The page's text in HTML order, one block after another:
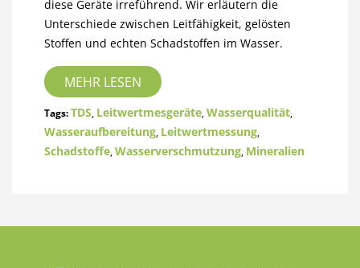
diese Geräte irreführend. Wir erläutern die
Unterschiede zwischen Leitfähigkeit, gelösten
Stoffen und echten Schadstoffen im Wasser.
MEHR LESEN
Tags:TDS, Leitwertmesgeräte,Wasserqualität,
Wasseraufbereitung, Leitwertmessung,
Schadstoffe,Wasserverschmutzung, Mineralien